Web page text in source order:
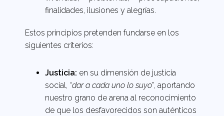
finalidades, ilusiones y alegrías.
Estos principios pretenden fundarse en los
siguientes criterios:
Justicia: en su dimensión de justicia
social, “dar a cada uno lo suyo”, aportando
nuestro grano de arena al reconocimiento
de que los desfavorecidos son auténticos